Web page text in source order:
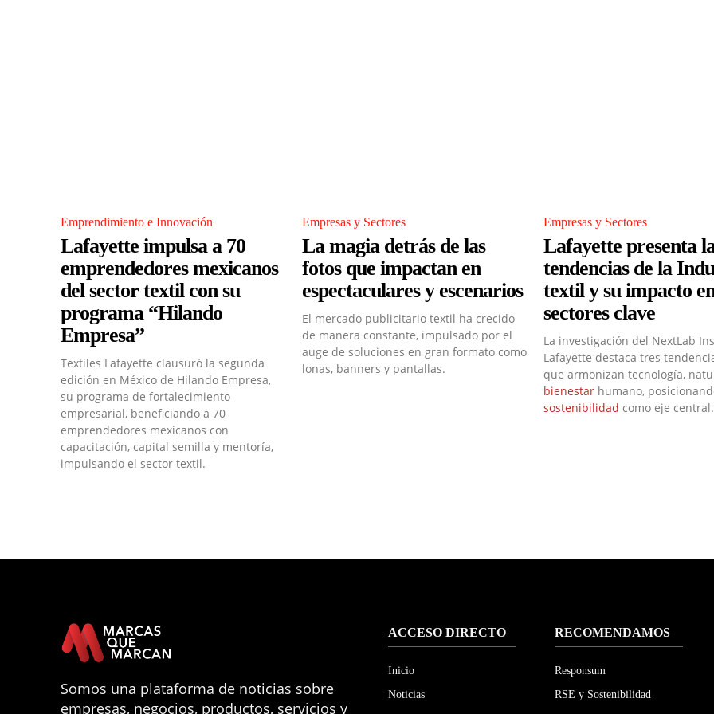
Emprendimiento e Innovación
Lafayette impulsa a 70
emprendedores mexicanos
del sector textil con su
programa “Hilando
Empresa”
Textiles Lafayette clausuró la segunda
edición en México de Hilando Empresa,
su programa de fortalecimiento
empresarial, beneficiando a 70
emprendedores mexicanos con
capacitación, capital semilla y mentoría,
impulsando el sector textil.
Empresas y Sectores
La magia detrás de las
fotos que impactan en
espectaculares y escenarios
El mercado publicitario textil ha crecido
de manera constante, impulsado por el
auge de soluciones en gran formato como
lonas, banners y pantallas.
Empresas y Sectores
Lafayette presenta
tendencias de la
textil y su impacto
sectores clave
La investigación del NextLab
Lafayette destaca tres
que armonizan tecnología,
bienestar humano,
sostenibilidad como eje central.
Somos una plataforma de noticias sobre
empresas, negocios, productos, servicios y
ACCESO DIRECTO
Inicio
Noticias
RECOMENDAMOS
Responsum
RSE y Sostenibilidad